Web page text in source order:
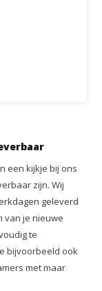
een kijkje bij ons
zijn. Wij
geleverd
van je nieuwe
te
bijvoorbeeld ook
met maar